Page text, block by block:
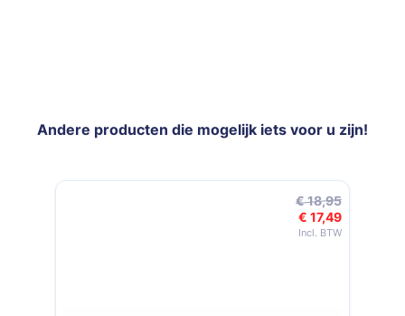
Andere producten die mogelijk iets voor u zijn!
Navigeren door de elementen van de carrousel is mogelijk met
Druk om carrousel over te slaan
Druk op om naar carrouselnavigatie te gaan